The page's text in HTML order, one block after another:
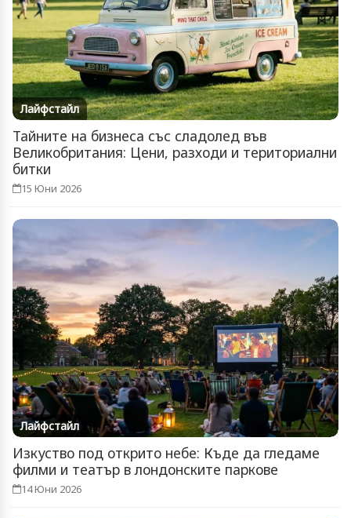
Лайфстайл
Тайните на бизнеса със сладолед във
Великобритания: Цени, разходи и териториални
битки
15 Юни 2026
Лайфстайл
Изкуство под открито небе: Къде да гледаме
филми и театър в лондонските паркове
14 Юни 2026